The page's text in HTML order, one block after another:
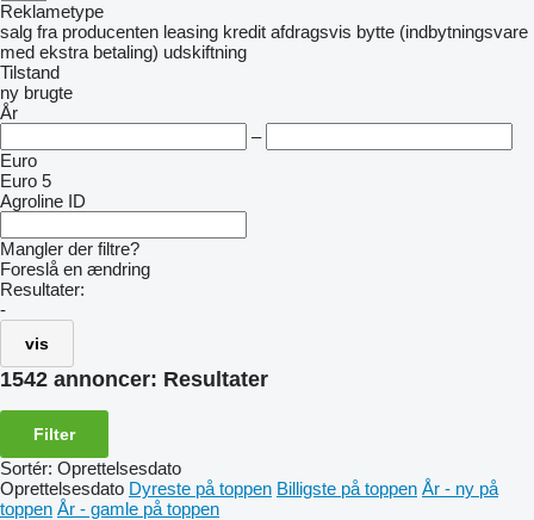
Reklametype
salg fra producenten leasing kredit afdragsvis bytte (indbytningsvare
med ekstra betaling) udskiftning
Tilstand
ny brugte
År
–
Euro
Euro 5
Agroline ID
Mangler der filtre?
Foreslå en ændring
Resultater:
-
vis
1542 annoncer: Resultater
Filter
Sortér: Oprettelsesdato
Oprettelsesdato Dyreste på toppen Billigste på toppen År - ny på
toppen År - gamle på toppen